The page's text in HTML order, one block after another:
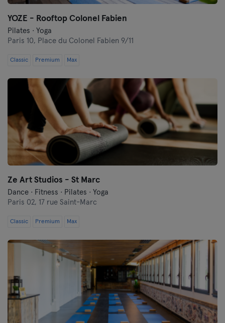
YOZE - Rooftop Colonel Fabien
Pilates · Yoga
Paris 10, Place du Colonel Fabien 9/11
Classic Premium Max
Ze Art Studios - St Marc
Dance · Fitness · Pilates · Yoga
Paris 02, 17 rue Saint-Marc
Classic Premium Max